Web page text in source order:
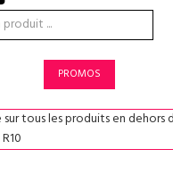
PROMOS
sur tous les produits en dehors